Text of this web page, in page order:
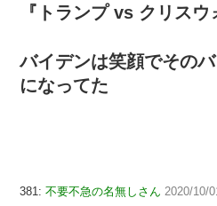
『トランプ vs クリス
バイデンは笑顔でその
になってた
381: 不要不急の名無しさん 2020/10/